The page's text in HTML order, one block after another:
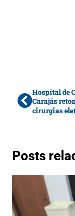
Hospital de
Carajás
cirurgias
Posts